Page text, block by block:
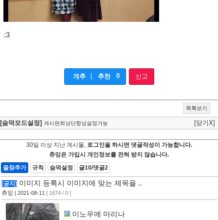
:3
개추 추천 0 신고
목록보기
[숨덕모드설정] 게시판최상단항상설정가능 [닫기X]
30일 이상 지난 게시물, 로그인을 하시면 댓글작성이 가능합니다.
츄잉은 가입시 개인정보를 전혀 받지 않습니다.
즐찾추가
규칙 숨덕설정 글10/댓글2
[공지] 이미지 등록시 이미지에 맞는 제목을 ..
츄잉 | 2021-08-11 [ 1674 / 0 ]
이노우에 마리나